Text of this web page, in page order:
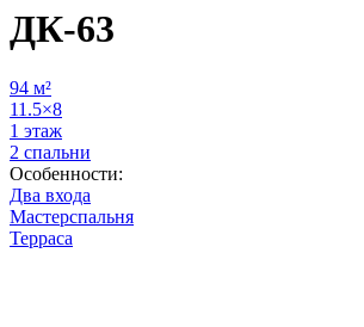
ДК-63
94 м²
11.5×8
1 этаж
2 спальни
Особенности:
Два входа
Мастерспальня
Терраса